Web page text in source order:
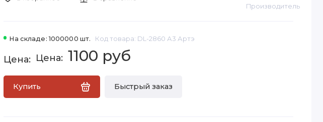
На складе: 1000000 шт. Код товара: DL-2860 А3 Артэ
Производитель
1100 руб
Купить Быстрый заказ